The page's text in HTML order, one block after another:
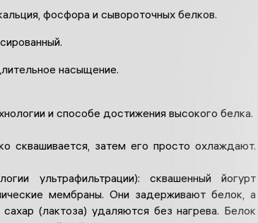
фосфора и сывороточных белков.
насыщение.
и способе достижения высокого белка.
сквашивается, затем его просто охлаждают.
ультрафильтрации): сквашенный йогурт
мембраны. Они задерживают белок, а
(лактоза) удаляются без нагрева. Белок